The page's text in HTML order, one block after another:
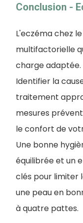
Conclusion -
L'eczéma chez
multifactorielle
charge adaptée.
Identifier la
traitement
mesures
le confort de
Une bonne
équilibrée et un
clés pour limiter
une peau en
à quatre pattes.